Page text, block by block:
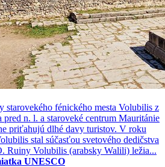
starovekého fénického mesta Volubilis z
pred n. l. a staroveké centrum Mauritánie
priťahujú dlhé davy turistov. V roku
stal súčasťou svetového dedičstva
Ruiny Volubilis (arabsky Walili) ležia...
UNESCO